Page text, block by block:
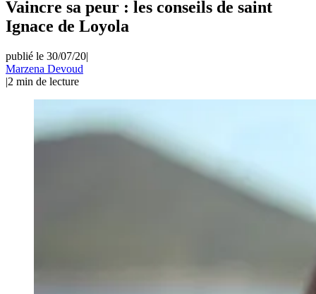
Vaincre sa peur : les conseils de saint
Ignace de Loyola
publié le 30/07/20|
Marzena Devoud
|2 min de lecture